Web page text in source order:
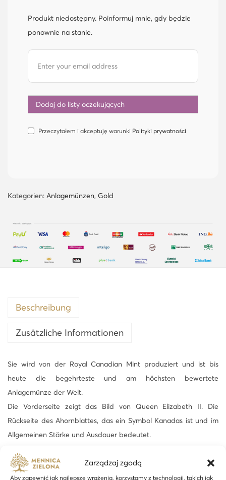
Zarządzaj zgodą
Aby zapewnić jak najlepsze wrażenia, korzystamy z technologii, takich jak
Produkt niedostępny. Poinformuj mnie, gdy będzie
ponownie na stanie.
Przeczytałem i akceptuję warunki Polityki prywatności
Kategorien: Anlagemünzen, Gold
Beschreibung
Zusätzliche Informationen
Sie wird von der Royal Canadian Mint produziert und ist bis
heute die begehrteste und am höchsten bewertete
Anlagemünze der Welt.
Die Vorderseite zeigt das Bild von Queen Elizabeth II. Die
Rückseite des Ahornblattes, das ein Symbol Kanadas ist und im
Allgemeinen Stärke und Ausdauer bedeutet.
Es wird sich in schwierigen Zeiten als Investition und Schutz Ihrer
Ersparnisse perfekt eignen.